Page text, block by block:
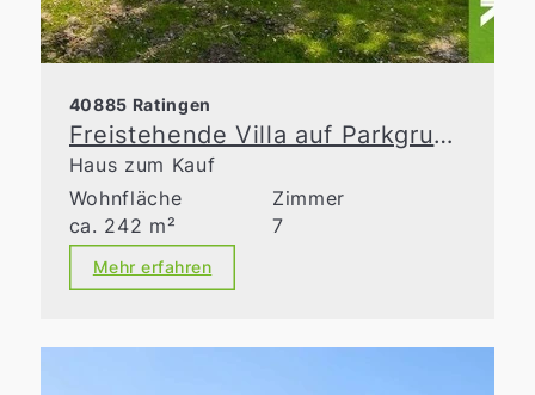
40885 Ratingen
Freistehende Villa auf Parkgrundstück in der Waldseesiedlung
Haus zum Kauf
Wohnfläche
ca. 242 m²
Zimmer
7
Mehr erfahren